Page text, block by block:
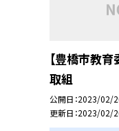
【豊橋市教
取組
公開日 2023/02/
更新日 2023/02/